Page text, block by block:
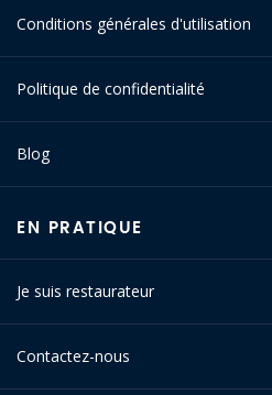
Conditions générales d'utilisation
Politique de confidentialité
Blog
EN PRATIQUE
Je suis restaurateur
Contactez-nous